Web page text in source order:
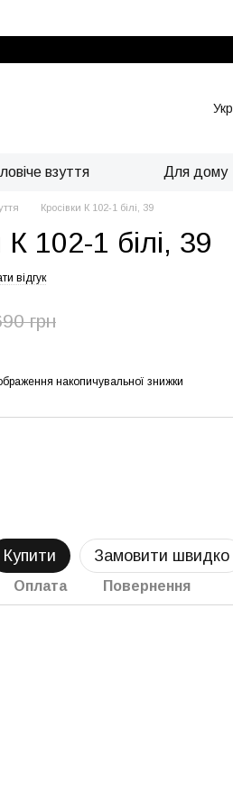
Укр
взуття Для дому
Кросівки К 102-1 білі, 39
К 102-1 білі, 39
відгук
грн
накопичувальної знижки
Купити Замовити швидко
Оплата Повернення